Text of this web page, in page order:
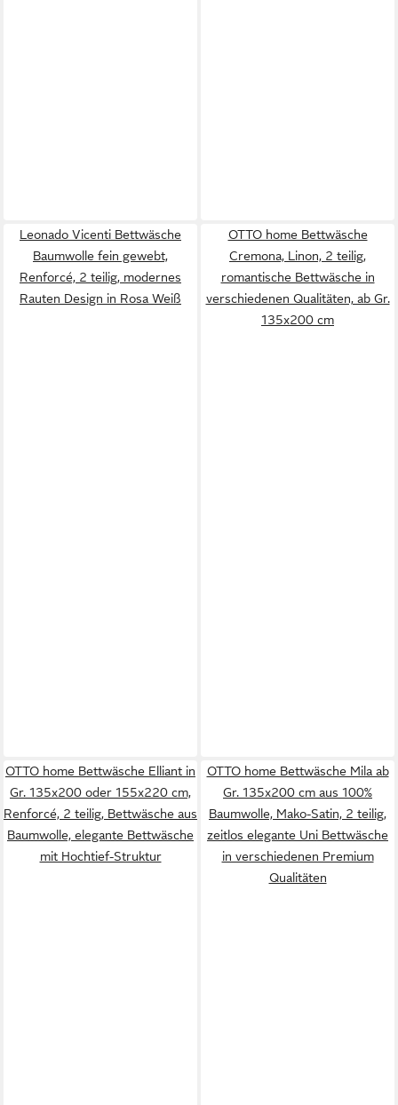
Leonado Vicenti Bettwäsche
Baumwolle fein gewebt,
Renforcé, 2 teilig, modernes
Rauten Design in Rosa Weiß
OTTO home Bettwäsche
Cremona, Linon, 2 teilig,
romantische Bettwäsche in
verschiedenen Qualitäten, ab Gr.
135x200 cm
OTTO home Bettwäsche Elliant in
Gr. 135x200 oder 155x220 cm,
Renforcé, 2 teilig, Bettwäsche aus
Baumwolle, elegante Bettwäsche
mit Hochtief-Struktur
OTTO home Bettwäsche Mila ab
Gr. 135x200 cm aus 100%
Baumwolle, Mako-Satin, 2 teilig,
zeitlos elegante Uni Bettwäsche
in verschiedenen Premium
Qualitäten